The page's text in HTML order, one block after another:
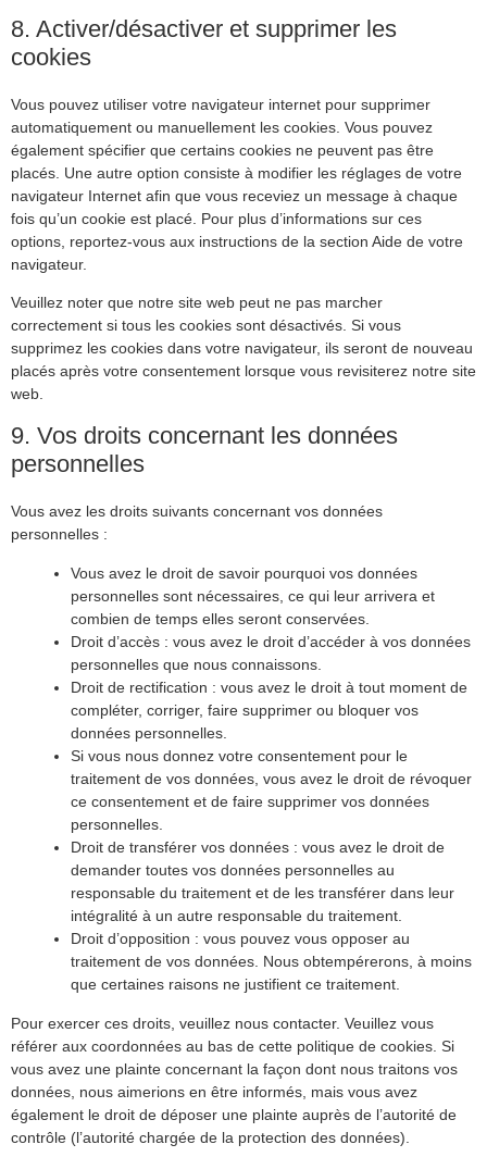
8. Activer/désactiver et supprimer les
cookies
Vous pouvez utiliser votre navigateur internet pour supprimer
automatiquement ou manuellement les cookies. Vous pouvez
également spécifier que certains cookies ne peuvent pas être
placés. Une autre option consiste à modifier les réglages de votre
navigateur Internet afin que vous receviez un message à chaque
fois qu’un cookie est placé. Pour plus d’informations sur ces
options, reportez-vous aux instructions de la section Aide de votre
navigateur.
Veuillez noter que notre site web peut ne pas marcher
correctement si tous les cookies sont désactivés. Si vous
supprimez les cookies dans votre navigateur, ils seront de nouveau
placés après votre consentement lorsque vous revisiterez notre site
web.
9. Vos droits concernant les données
personnelles
Vous avez les droits suivants concernant vos données
personnelles :
Vous avez le droit de savoir pourquoi vos données
personnelles sont nécessaires, ce qui leur arrivera et
combien de temps elles seront conservées.
Droit d’accès : vous avez le droit d’accéder à vos données
personnelles que nous connaissons.
Droit de rectification : vous avez le droit à tout moment de
compléter, corriger, faire supprimer ou bloquer vos
données personnelles.
Si vous nous donnez votre consentement pour le
traitement de vos données, vous avez le droit de révoquer
ce consentement et de faire supprimer vos données
personnelles.
Droit de transférer vos données : vous avez le droit de
demander toutes vos données personnelles au
responsable du traitement et de les transférer dans leur
intégralité à un autre responsable du traitement.
Droit d’opposition : vous pouvez vous opposer au
traitement de vos données. Nous obtempérerons, à moins
que certaines raisons ne justifient ce traitement.
Pour exercer ces droits, veuillez nous contacter. Veuillez vous
référer aux coordonnées au bas de cette politique de cookies. Si
vous avez une plainte concernant la façon dont nous traitons vos
données, nous aimerions en être informés, mais vous avez
également le droit de déposer une plainte auprès de l’autorité de
contrôle (l’autorité chargée de la protection des données).